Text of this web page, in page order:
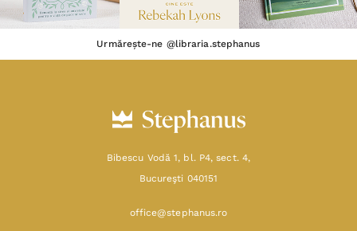
Urmărește-ne @libraria.stephanus
Bibescu Vodă 1, bl. P4, sect. 4,
Bucureşti 040151
office@stephanus.ro